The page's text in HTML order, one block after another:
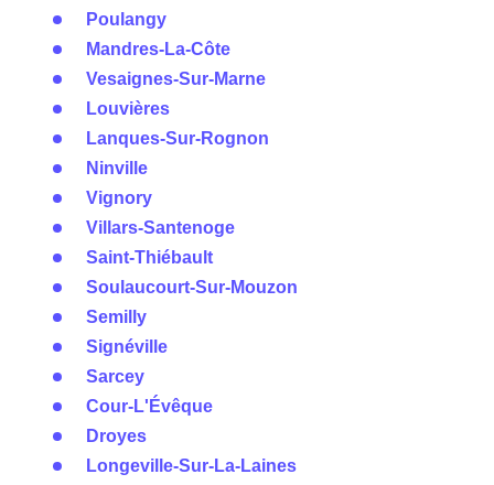
Poulangy
Mandres-La-Côte
Vesaignes-Sur-Marne
Louvières
Lanques-Sur-Rognon
Ninville
Vignory
Villars-Santenoge
Saint-Thiébault
Soulaucourt-Sur-Mouzon
Semilly
Signéville
Sarcey
Cour-L'Évêque
Droyes
Longeville-Sur-La-Laines